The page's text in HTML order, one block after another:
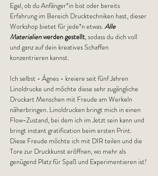
Egal, ob du Anfänger*in bist oder bereits
Erfahrung im Bereich Drucktechniken hast, dieser
Workshop bietet für jede*n etwas. Alle
Materialien werden gestellt, sodass du dich voll
und ganz auf dein kreatives Schaffen
konzentrieren kannst.
Ich selbst - Ágnes - kreiere seit fünf Jahren
Linoldrucke und möchte diese sehr zugängliche
Druckart Menschen mit Freude am Werkeln
näherbringen. Linoldrucken bringt mich in einen
Flow-Zustand, bei dem ich im Jetzt sein kann und
bringt instant gratification beim ersten Print.
Diese Freude möchte ich mit DIR teilen und die
Tore zur Druckkunst eröffnen, wo mehr als
genügend Platz für Spaß und Experimentieren ist!